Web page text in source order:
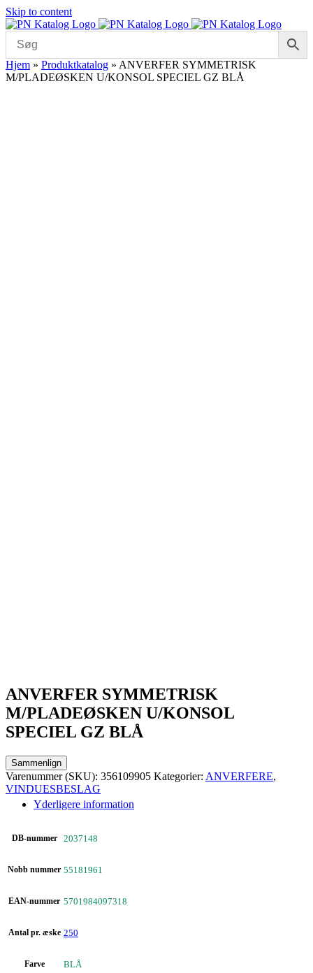
Skip to content
Hjem » Produktkatalog » ANVERFER SYMMETRISK
M/PLADEØSKEN U/KONSOL SPECIEL GZ BLÅ
ANVERFER SYMMETRISK
M/PLADEØSKEN U/KONSOL
SPECIEL GZ BLÅ
Sammenlign
Varenummer (SKU): 356109905 Kategorier: ANVERFERE,
VINDUESBESLAG
Yderligere information
DB-nummer 2037148
Nobb nummer 55181961
EAN-nummer 5701984097318
Antal pr. æske 250
Farve BLÅ